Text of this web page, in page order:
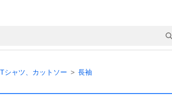
Tシャツ、カットソー 長袖